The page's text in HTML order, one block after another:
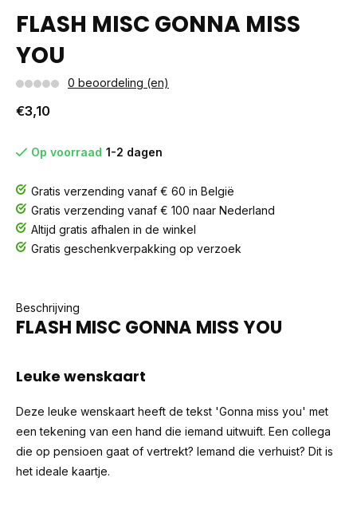
FLASH MISC GONNA MISS
YOU
0 beoordeling (en)
€3,10
Op voorraad 1-2 dagen
Gratis verzending vanaf € 60 in België
Gratis verzending vanaf € 100 naar Nederland
Altijd gratis afhalen in de winkel
Gratis geschenkverpakking op verzoek
Beschrijving
FLASH MISC GONNA MISS YOU
Leuke wenskaart
Deze leuke wenskaart heeft de tekst 'Gonna miss you' met
een tekening van een hand die iemand uitwuift. Een collega
die op pensioen gaat of vertrekt? Iemand die verhuist? Dit is
het ideale kaartje.